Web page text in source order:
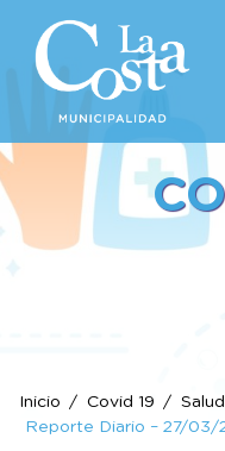
Inicio Covid 19 Salud
Reporte Diario – 27/03/